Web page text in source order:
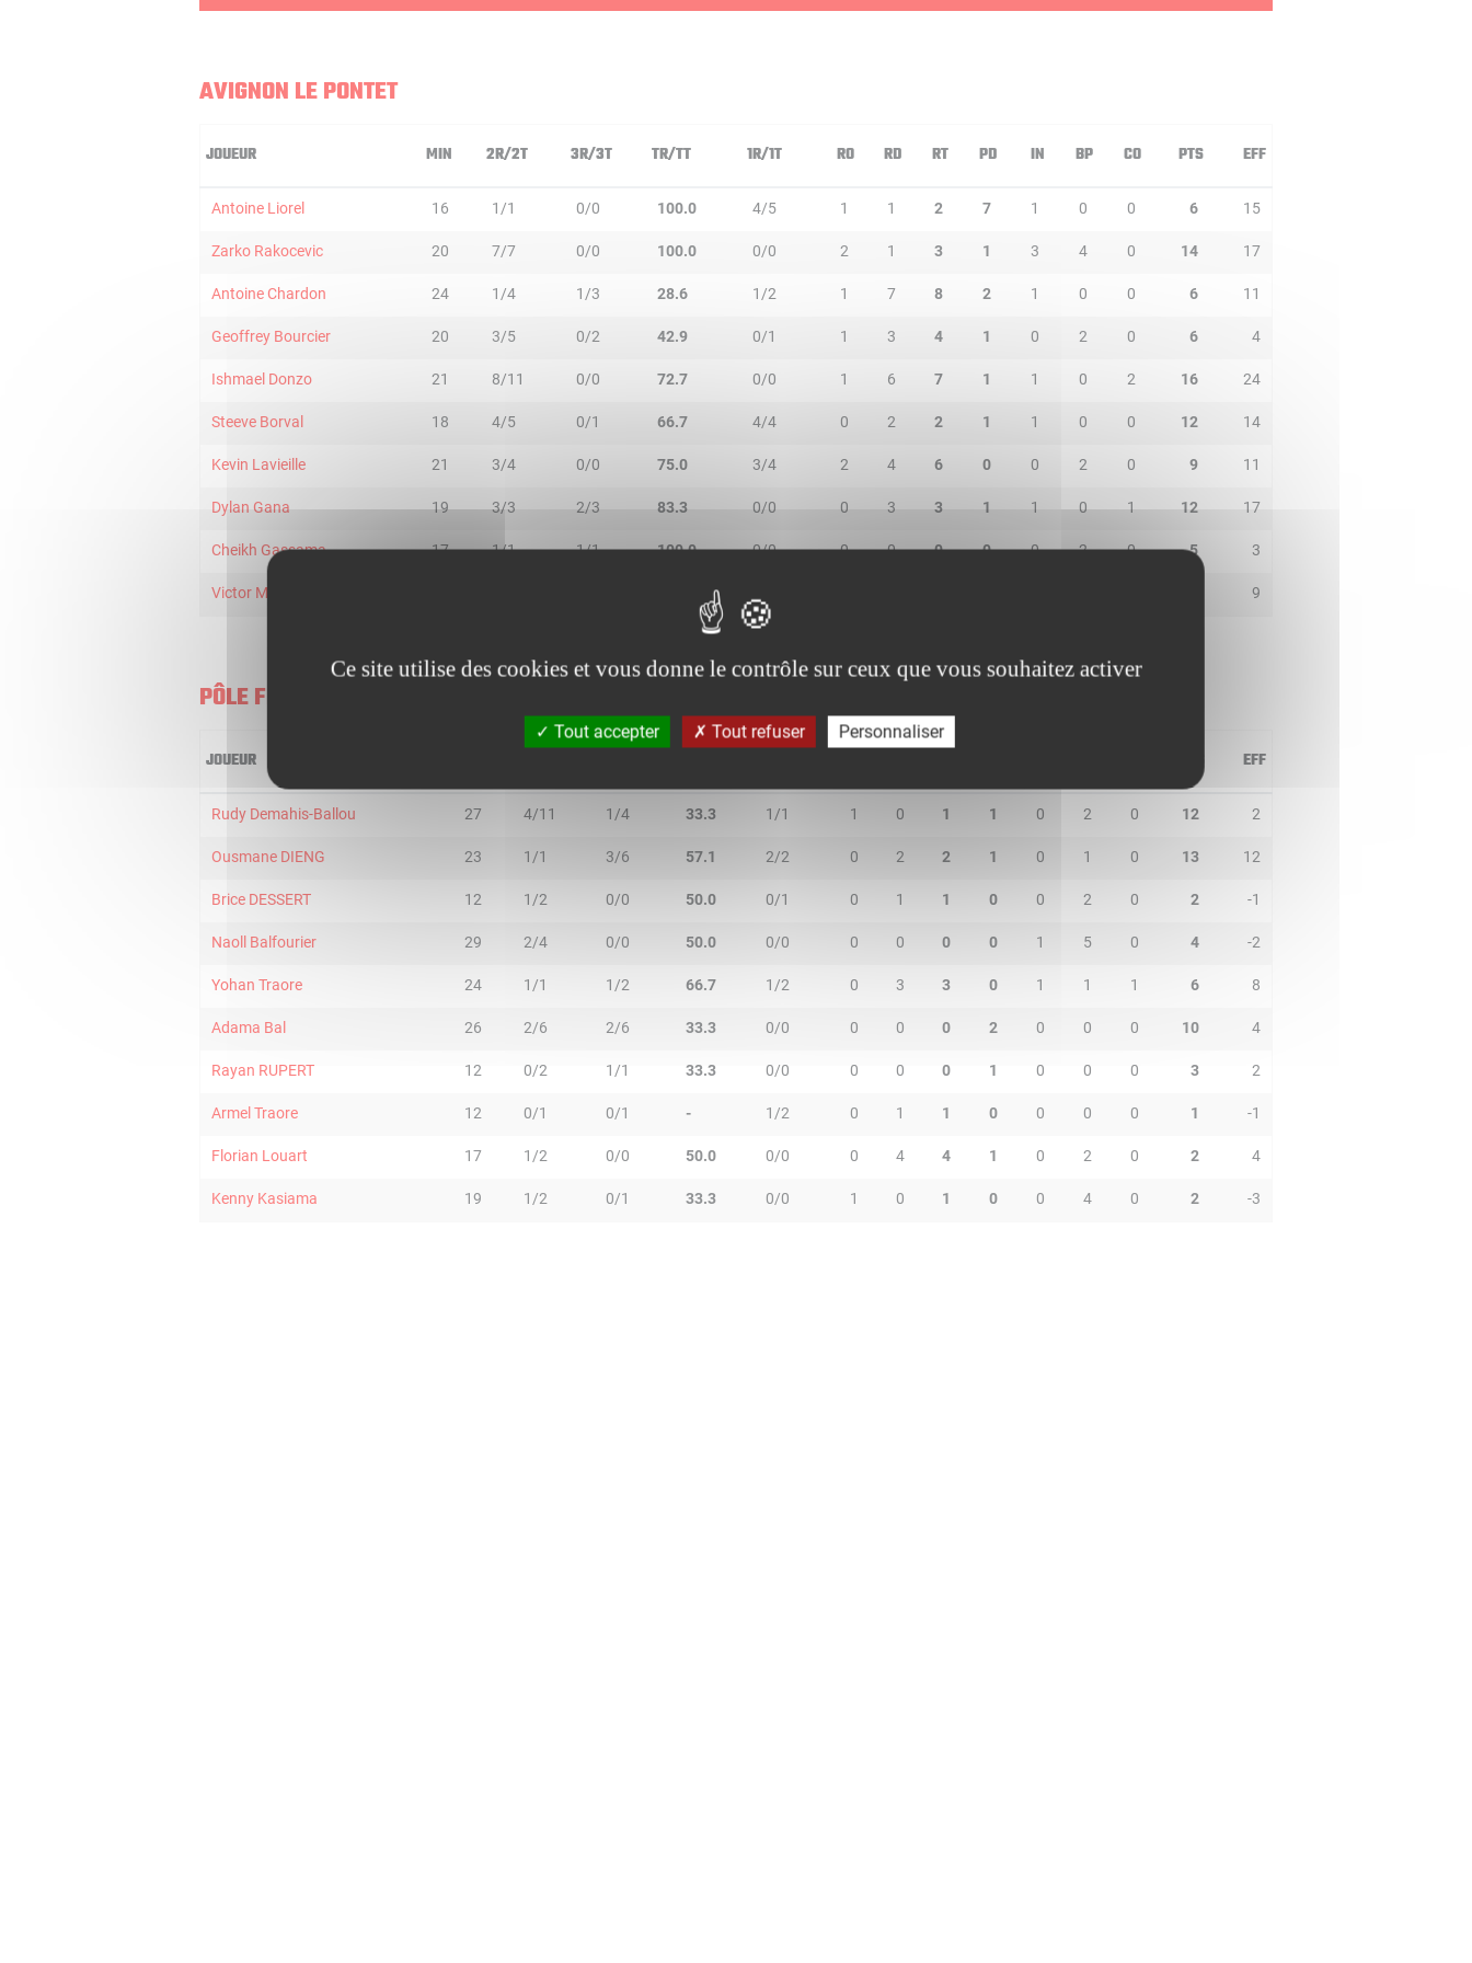
AVIGNON LE PONTET
JOUEUR MIN 2R/2T 3R/3T TR/TT 1R/1T RO RD RT PD IN BP CO PTS EFF
Antoine Liorel 16 1/1 0/0 100.0 4/5 1 1 2 7 1 0 0 6 15
Zarko Rakocevic 20 7/7 0/0 100.0 0/0 2 1 3 1 3 4 0 14 17
Antoine Chardon 24 1/4 1/3 28.6 1/2 1 7 8 2 1 0 0 6 11
Geoffrey Bourcier 20 3/5 0/2 42.9 0/1 1 3 4 1 0 2 0 6 4
Ishmael Donzo 21 8/11 0/0 72.7 0/0 1 6 7 1 1 0 2 16 24
Steeve Borval 18 4/5 0/1 66.7 4/4 0 2 2 1 1 0 0 12 14
Kevin Lavieille 21 3/4 0/0 75.0 3/4 2 4 6 0 0 2 0 9 11
Dylan Gana 19 3/3 2/3 83.3 0/0 0 3 3 1 1 0 1 12 17
Cheikh Gassama 17 1/1 1/1 100.0 0/0 0 0 0 0 0 2 0 5 3
Victor Mopsus 9
PÔLE FRANCE
JOUEUR EFF
Rudy Demahis-Ballou 27 4/11 1/4 33.3 1/1 1 0 1 1 0 2 0 12 2
Ousmane DIENG 23 1/1 3/6 57.1 2/2 0 2 2 1 0 1 0 13 12
Brice DESSERT 12 1/2 0/0 50.0 0/1 0 1 1 0 0 2 0 2 -1
Naoll Balfourier 29 2/4 0/0 50.0 0/0 0 0 0 0 1 5 0 4 -2
Yohan Traore 24 1/1 1/2 66.7 1/2 0 3 3 0 1 1 1 6 8
Adama Bal 26 2/6 2/6 33.3 0/0 0 0 0 2 0 0 0 10 4
Rayan RUPERT 12 0/2 1/1 33.3 0/0 0 0 0 1 0 0 0 3 2
Armel Traore 12 0/1 0/1 - 1/2 0 1 1 0 0 0 0 1 -1
Florian Louart 17 1/2 0/0 50.0 0/0 0 4 4 1 0 2 0 2 4
Kenny Kasiama 19 1/2 0/1 33.3 0/0 1 0 1 0 0 4 0 2 -3
Ce site utilise des cookies et vous donne le contrôle sur ceux que vous souhaitez activer
Tout accepter Tout refuser Personnaliser